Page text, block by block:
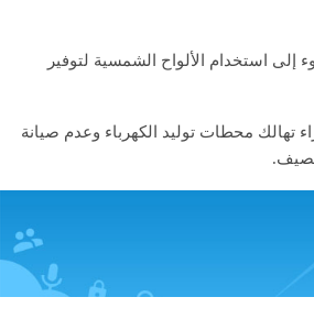
حيث اضطروا للجوء إلى استخدام الألواح الشمسية لتوفير
تهالك محطات توليد الكهرباء وعدم صيانة